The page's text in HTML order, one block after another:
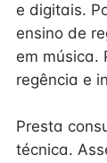
e digitais.
ensino de
em música.
regência e
Presta
técnica.